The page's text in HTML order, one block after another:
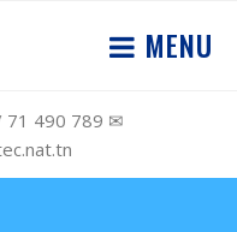
MENU
490 789 ✉